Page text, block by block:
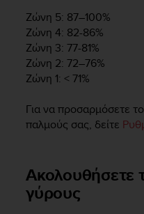
Ζώνη 5: 87–100%
Ζώνη 4: 82-86%
Ζώνη 3: 77-81%
Ζώνη 2: 72–76%
Ζώνη 1: < 71%
Για να προσαρμόσετε
παλμούς σας, δείτε
Ακολουθήσετε
γύρους